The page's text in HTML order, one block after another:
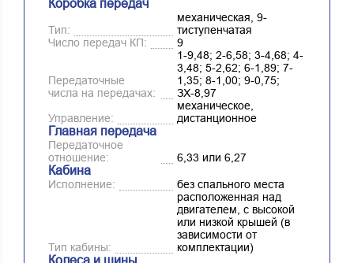
Коробка передач
Тип:
механическая, 9-
тиступенчатая
Число передач КП:
9
Передаточные
числа на передачах:
1-9,48; 2-6,58; 3-4,68; 4-
3,48; 5-2,62; 6-1,89; 7-
1,35; 8-1,00; 9-0,75;
ЗХ-8,97
Управление:
механическое,
дистанционное
Главная передача
Передаточное
отношение:
6,33 или 6,27
Кабина
Исполнение: без спального места
Тип кабины:
расположенная над
двигателем, с высокой
или низкой крышей (в
зависимости от
комплектации)
Колеса и шины